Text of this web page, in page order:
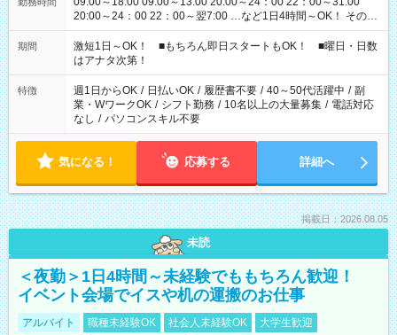
20:00～24：00 22：00～翌7:00 …など1日4時間～OK！ その他
シフトもございます！ お気軽にご相談ください！
期間
激短1日～OK！ ■もちろん即日スタートもOK！ ■曜日・日数
はアナタ次第！
特徴 週1日からOK / 日払いOK / 履歴書不要 / 40～50代活躍中 / 副
業・WワークOK / シフト勤務 / 10名以上の大量募集 / 電話対応
なし / パソコンスキル不要
気になる！ 応募する 詳細へ
掲載日：2026.08.05
未読
＜夜勤＞1日4時間～未経験でももちろん歓迎！
イベント会場でイスや机の運搬のお仕事
アルバイト 職種未経験OK 社会人未経験OK
大学生歓迎